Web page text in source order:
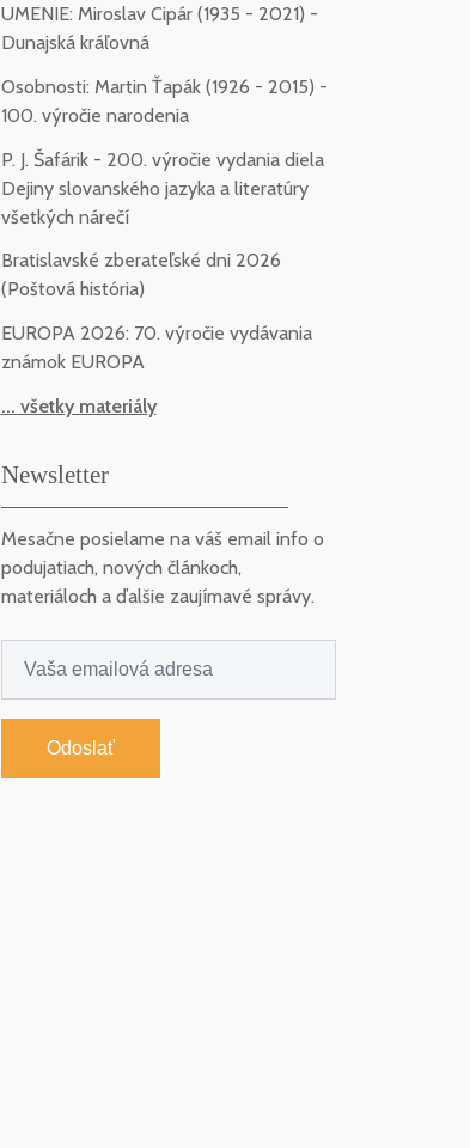
UMENIE: Miroslav Cipár (1935 - 2021) -
Dunajská kráľovná
Osobnosti: Martin Ťapák (1926 - 2015) -
100. výročie narodenia
P. J. Šafárik - 200. výročie vydania diela
Dejiny slovanského jazyka a literatúry
všetkých nárečí
Bratislavské zberateľské dni 2026
(Poštová história)
EUROPA 2026: 70. výročie vydávania
známok EUROPA
... všetky materiály
Newsletter
Mesačne posielame na váš email info o
podujatiach, nových článkoch,
materiáloch a ďalšie zaujímavé správy.
Odoslať